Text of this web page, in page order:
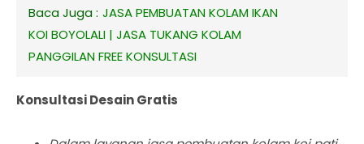
Baca Juga : JASA PEMBUATAN KOLAM IKAN
KOI BOYOLALI | JASA TUKANG KOLAM
PANGGILAN FREE KONSULTASI
Konsultasi Desain Gratis